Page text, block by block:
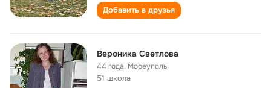
Добавить в друзья
Вероника Светлова
44 года, Мореуполь
51 школа